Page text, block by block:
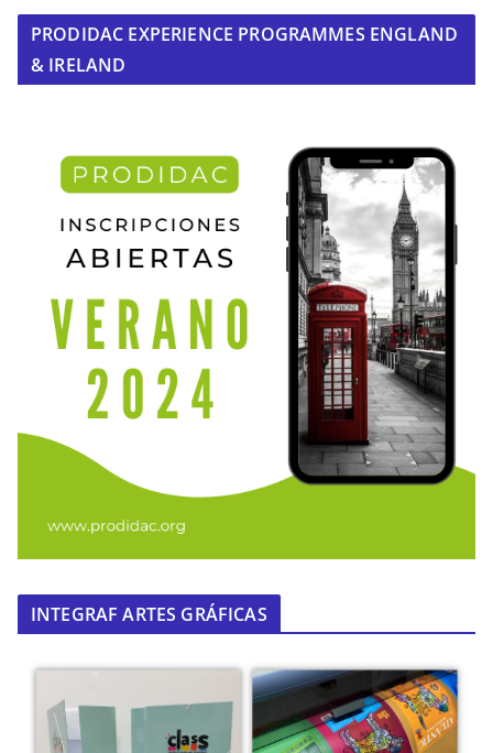
PRODIDAC EXPERIENCE PROGRAMMES ENGLAND
& IRELAND
INTEGRAF ARTES GRÁFICAS